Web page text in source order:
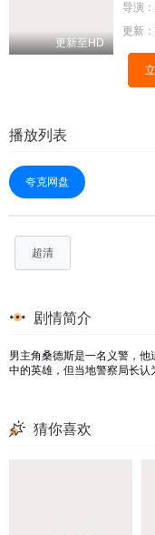
更新至HD
导演：
更新：
播放列表
夸克网盘
超清
剧情简介
男主角桑德斯是一名义警，
中的英雄，但当地警察局长认
猜你喜欢